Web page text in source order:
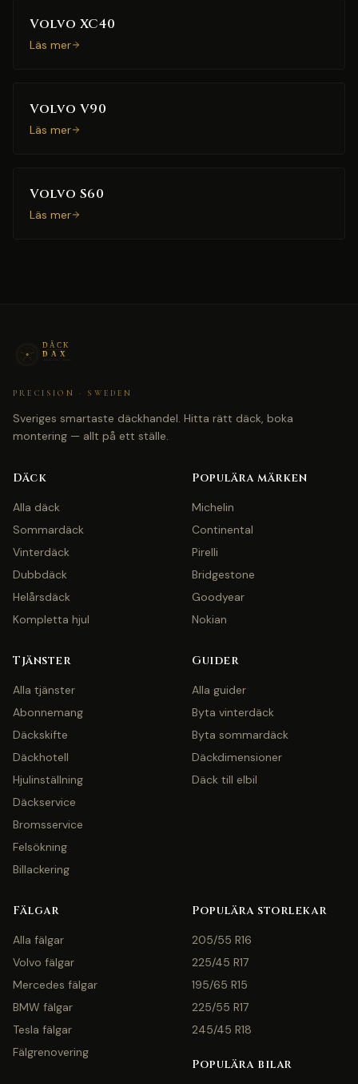
Volvo XC40
Läs mer
Volvo V90
Läs mer
Volvo S60
Läs mer
PRECISION · SWEDEN
Sveriges smartaste däckhandel. Hitta rätt däck, boka
montering — allt på ett ställe.
Däck
Alla däck
Sommardäck
Vinterdäck
Dubbdäck
Helårsdäck
Kompletta hjul
Populära märken
Michelin
Continental
Pirelli
Bridgestone
Goodyear
Nokian
Tjänster
Alla tjänster
Abonnemang
Däckskifte
Däckhotell
Hjulinställning
Däckservice
Bromsservice
Felsökning
Billackering
Guider
Alla guider
Byta vinterdäck
Byta sommardäck
Däckdimensioner
Däck till elbil
Fälgar
Alla fälgar
Volvo fälgar
Mercedes fälgar
BMW fälgar
Tesla fälgar
Fälgrenovering
Populära storlekar
205/55 R16
225/45 R17
195/65 R15
225/55 R17
245/45 R18
Populära bilar